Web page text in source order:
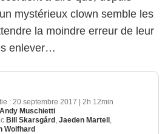
mystérieux clown semble les
la moindre erreur de leur
enlever…
: 20 septembre 2017 | 2h 12min
Andy Muschietti
Bill Skarsgård Jaeden Martell
Wolfhard